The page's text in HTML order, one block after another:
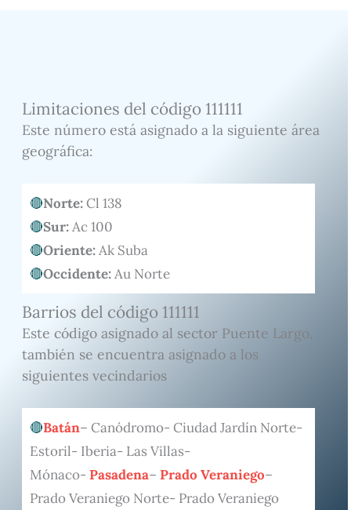
Limitaciones del código 111111
Este número está asignado a la siguiente área
geográfica:
Norte:Cl 138
Sur:Ac 100
Oriente:Ak Suba
Occidente:Au Norte
Barrios del código 111111
Este código asignado al sector Puente Largo,
también se encuentra asignado a los
siguientes vecindarios
Batán– Canódromo- Ciudad Jardín Norte-
Estoril- Iberia- Las Villas-
Mónaco- Pasadena– Prado Veraniego–
Prado Veraniego Norte- Prado Veraniego